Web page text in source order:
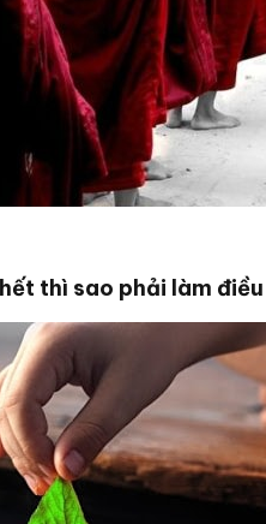
thì sao phải làm